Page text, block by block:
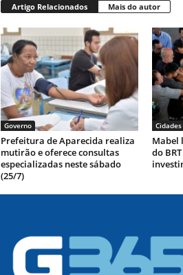
Artigo Relacionados Mais do autor
Governo
Prefeitura de Aparecida realiza
mutirão e oferece consultas
especializadas neste sábado
(25/7)
Cidades
Mabel
do